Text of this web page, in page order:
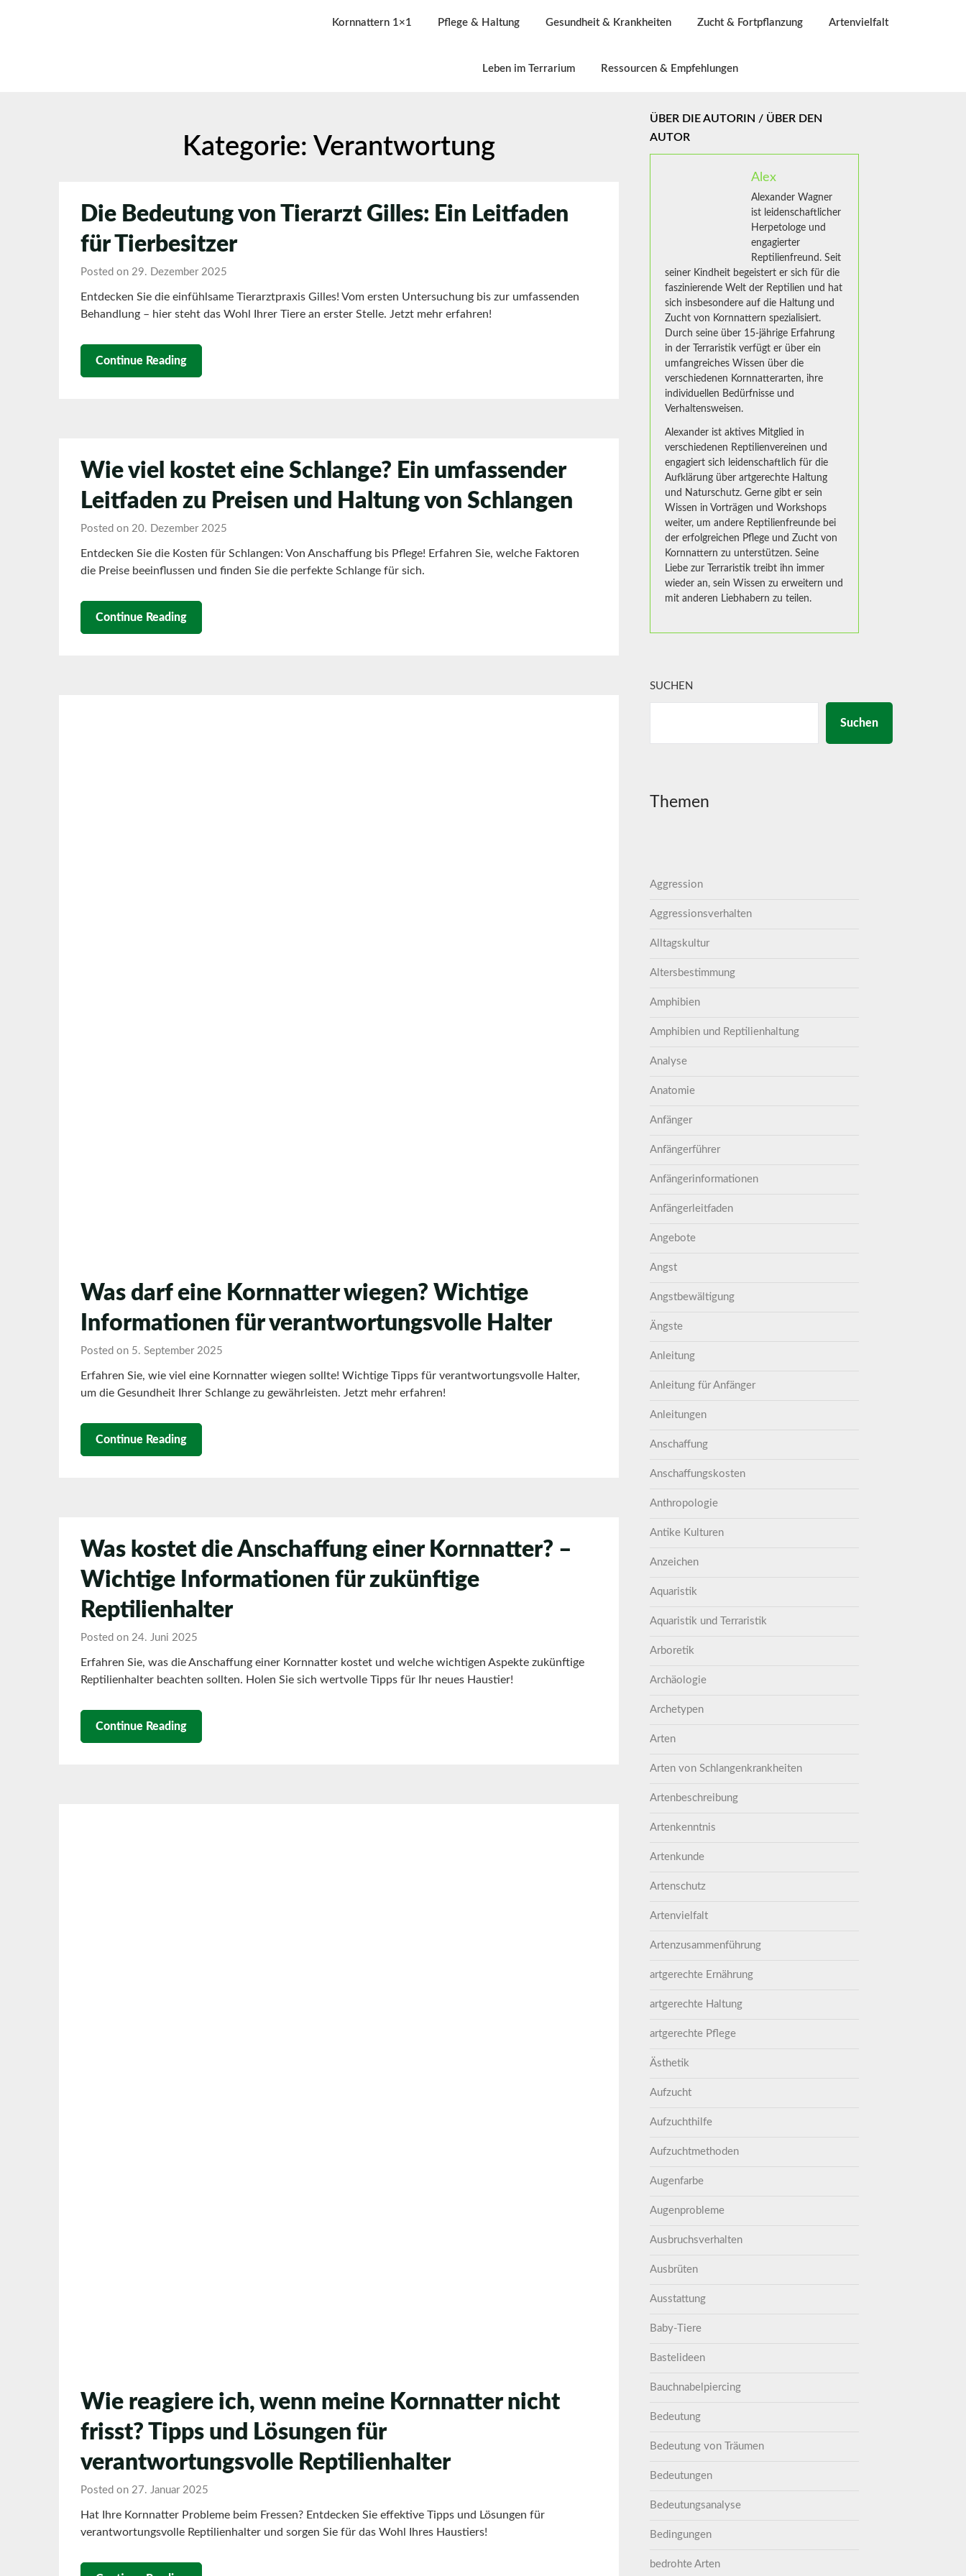
Kornnattern 1×1 Pflege & Haltung Gesundheit & Krankheiten Zucht & Fortpflanzung Artenvielfalt
Leben im Terrarium Ressourcen & Empfehlungen
Kategorie: Verantwortung
Die Bedeutung von Tierarzt Gilles: Ein Leitfaden
für Tierbesitzer
Posted on 29. Dezember 2025
Entdecken Sie die einfühlsame Tierarztpraxis Gilles! Vom ersten Untersuchung bis zur umfassenden
Behandlung – hier steht das Wohl Ihrer Tiere an erster Stelle. Jetzt mehr erfahren!
Continue Reading
Wie viel kostet eine Schlange? Ein umfassender
Leitfaden zu Preisen und Haltung von Schlangen
Posted on 20. Dezember 2025
Entdecken Sie die Kosten für Schlangen: Von Anschaffung bis Pflege! Erfahren Sie, welche Faktoren
die Preise beeinflussen und finden Sie die perfekte Schlange für sich.
Continue Reading
Was darf eine Kornnatter wiegen? Wichtige
Informationen für verantwortungsvolle Halter
Posted on 5. September 2025
Erfahren Sie, wie viel eine Kornnatter wiegen sollte! Wichtige Tipps für verantwortungsvolle Halter,
um die Gesundheit Ihrer Schlange zu gewährleisten. Jetzt mehr erfahren!
Continue Reading
Was kostet die Anschaffung einer Kornnatter? –
Wichtige Informationen für zukünftige
Reptilienhalter
Posted on 24. Juni 2025
Erfahren Sie, was die Anschaffung einer Kornnatter kostet und welche wichtigen Aspekte zukünftige
Reptilienhalter beachten sollten. Holen Sie sich wertvolle Tipps für Ihr neues Haustier!
Continue Reading
Wie reagiere ich, wenn meine Kornnatter nicht
frisst? Tipps und Lösungen für
verantwortungsvolle Reptilienhalter
Posted on 27. Januar 2025
Hat Ihre Kornnatter Probleme beim Fressen? Entdecken Sie effektive Tipps und Lösungen für
verantwortungsvolle Reptilienhalter und sorgen Sie für das Wohl Ihres Haustiers!
ÜBER DIE AUTORIN / ÜBER DEN
AUTOR
Alex
Alexander Wagner
ist leidenschaftlicher
Herpetologe und
engagierter
Reptilienfreund. Seit
seiner Kindheit begeistert er sich für die
faszinierende Welt der Reptilien und hat
sich insbesondere auf die Haltung und
Zucht von Kornnattern spezialisiert.
Durch seine über 15-jährige Erfahrung
in der Terraristik verfügt er über ein
umfangreiches Wissen über die
verschiedenen Kornnatterarten, ihre
individuellen Bedürfnisse und
Verhaltensweisen.
Alexander ist aktives Mitglied in
verschiedenen Reptilienvereinen und
engagiert sich leidenschaftlich für die
Aufklärung über artgerechte Haltung
und Naturschutz. Gerne gibt er sein
Wissen in Vorträgen und Workshops
weiter, um andere Reptilienfreunde bei
der erfolgreichen Pflege und Zucht von
Kornnattern zu unterstützen. Seine
Liebe zur Terraristik treibt ihn immer
wieder an, sein Wissen zu erweitern und
mit anderen Liebhabern zu teilen.
SUCHEN
Suchen
Themen
Aggression
Aggressionsverhalten
Alltagskultur
Altersbestimmung
Amphibien
Amphibien und Reptilienhaltung
Analyse
Anatomie
Anfänger
Anfängerführer
Anfängerinformationen
Anfängerleitfaden
Angebote
Angst
Angstbewältigung
Ängste
Anleitung
Anleitung für Anfänger
Anleitungen
Anschaffung
Anschaffungskosten
Anthropologie
Antike Kulturen
Anzeichen
Aquaristik
Aquaristik und Terraristik
Arboretik
Archäologie
Archetypen
Arten
Arten von Schlangenkrankheiten
Artenbeschreibung
Artenkenntnis
Artenkunde
Artenschutz
Artenvielfalt
Artenzusammenführung
artgerechte Ernährung
artgerechte Haltung
artgerechte Pflege
Ästhetik
Aufzucht
Aufzuchthilfe
Aufzuchtmethoden
Augenfarbe
Augenprobleme
Ausbruchsverhalten
Ausbrüten
Ausstattung
Baby-Tiere
Bastelideen
Bauchnabelpiercing
Bedeutung
Bedeutung von Träumen
Bedeutungen
Bedeutungsanalyse
Bedingungen
bedrohte Arten